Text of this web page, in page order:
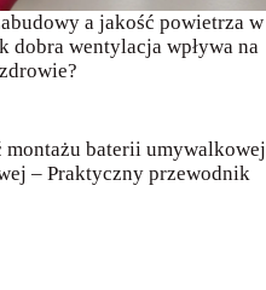
a jakość powietrza w
dobra wentylacja wpływa na
montażu baterii umywalkowej
– Praktyczny przewodnik